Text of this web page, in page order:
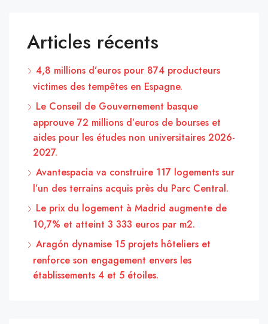
Articles récents
4,8 millions d’euros pour 874 producteurs
victimes des tempêtes en Espagne.
Le Conseil de Gouvernement basque
approuve 72 millions d’euros de bourses et
aides pour les études non universitaires 2026-
2027.
Avantespacia va construire 117 logements sur
l’un des terrains acquis près du Parc Central.
Le prix du logement à Madrid augmente de
10,7% et atteint 3 333 euros par m2.
Aragón dynamise 15 projets hôteliers et
renforce son engagement envers les
établissements 4 et 5 étoiles.